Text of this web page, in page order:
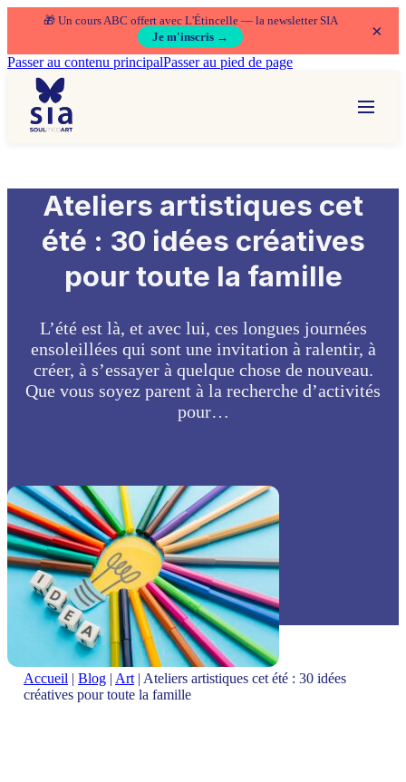
🎁 Un cours ABC offert avec L'Étincelle — la newsletter SIA
Je m'inscris →
×
Passer au contenu principalPasser au pied de page
Ateliers artistiques cet
été : 30 idées créatives
pour toute la famille
L’été est là, et avec lui, ces longues journées
ensoleillées qui sont une invitation à ralentir, à
créer, à s’essayer à quelque chose de nouveau.
Que vous soyez parent à la recherche d’activités
pour…
Accueil | Blog | Art | Ateliers artistiques cet été : 30 idées
créatives pour toute la famille